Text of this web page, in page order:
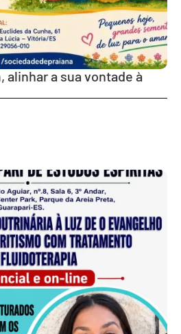
alinhar a sua vontade à